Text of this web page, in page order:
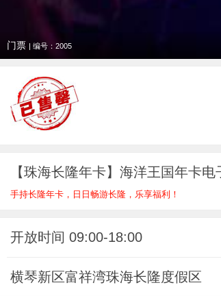
门票 | 编号：2005
【珠海长隆年卡】海洋王国年卡电
手持长隆年卡，日日畅游长隆，乐享福利！
开放时间 09:00-18:00
横琴新区富祥湾珠海长隆度假区